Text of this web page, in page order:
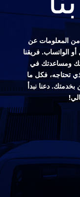
المعلومات عن
أو الواتساب. فريقنا
ومساعدتك في
تحتاجه، فكل ما
دعنا نبدأ